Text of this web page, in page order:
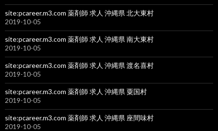
site:pcareer.m3.com 薬剤師 求人 沖縄県 北大東村
2019-10-05
site:pcareer.m3.com 薬剤師 求人 沖縄県 南大東村
2019-10-05
site:pcareer.m3.com 薬剤師 求人 沖縄県 渡名喜村
2019-10-05
site:pcareer.m3.com 薬剤師 求人 沖縄県 粟国村
2019-10-05
site:pcareer.m3.com 薬剤師 求人 沖縄県 座間味村
2019-10-05